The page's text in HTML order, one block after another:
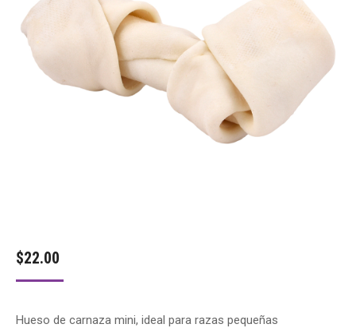
$22.00
Hueso de carnaza mini, ideal para razas pequeñas